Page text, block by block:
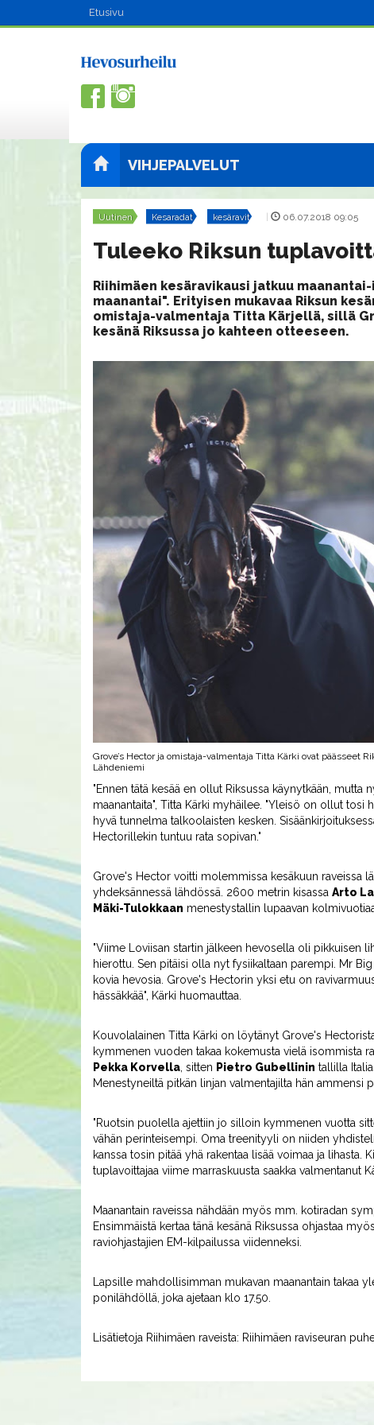
Etusivu
VIHJEPALVELUT
Uutinen Kesaradat kesäravit | 06.07.2018 09:05
Tuleeko Riksun
Riihimäen kesäravikausi jatkuu
maanantai". Erityisen mukavaa Riksun
omistaja-valmentaja Titta Kärjellä, sillä
kesänä Riksussa jo kahteen otteeseen.
Grove’s Hector ja omistaja-valmentaja Titta Kärki ovat päässeet
Lähdeniemi
"Ennen tätä kesää en ollut Riksussa käynytkään,
maanantaita", Titta Kärki myhäilee. "Yleisö on ollut
hyvä tunnelma talkoolaisten kesken.
Hectorillekin tuntuu rata sopivan."
Grove's Hector voitti molemmissa kesäkuun raveissa
yhdeksännessä lähdössä. 2600 metrin kisassa Arto
Mäki-Tulokkaan menestystallin lupaavan
"Viime Loviisan startin jälkeen hevosella oli pikkuisen
hierottu. Sen pitäisi olla nyt fysiikaltaan parempi. Mr
kovia hevosia. Grove's Hectorin yksi etu on
hässäkkää", Kärki huomauttaa.
Kouvolalainen Titta Kärki on löytänyt Grove's
kymmenen vuoden takaa kokemusta vielä isommista
Pekka Korvella , sitten Pietro Gubellinin tallilla
Menestyneiltä pitkän linjan valmentajilta hän ammensi
"Ruotsin puolella ajettiin jo silloin kymmenen vuotta
vähän perinteisempi. Oma treenityyli on niiden
kanssa tosin pitää yhä rakentaa lisää voimaa ja lihasta.
tuplavoittajaa viime marraskuusta saakka valmentanut
Maanantain raveissa nähdään myös mm. kotiradan
Ensimmäistä kertaa tänä kesänä Riksussa ohjastaa myös
raviohjastajien EM-kilpailussa viidenneksi.
Lapsille mahdollisimman mukavan maanantain takaa
ponilähdöllä, joka ajetaan klo 17.50.
Lisätietoja Riihimäen raveista: Riihimäen raviseuran